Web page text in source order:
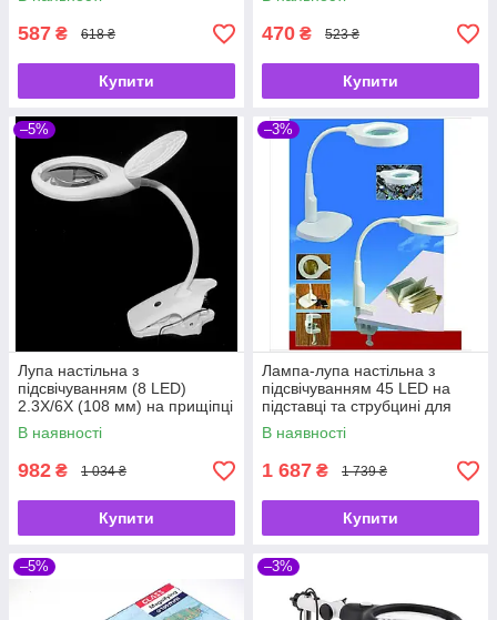
MG83024-2
587 ₴ 618 ₴
Купити
ремонту FS75RC
470 ₴ 523 ₴
Купити
–5%
Лупа настільна з
підсвічуванням (8 LED)
2.3X/6X (108 мм) на прищіпці
та гнучкому тримачі для
читання, рукоділля та
В наявності
982 ₴ 1 034 ₴
Купити
–3%
Лампа-лупа настільна з
підсвічуванням 45 LED на
підставці та струбцині для
рукоділля, читання та
ремонту 9145T
В наявності
1 687 ₴ 1 739 ₴
Купити
–5% –3%